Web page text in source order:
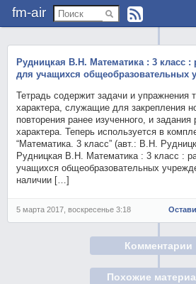
fm-air
Рудницкая В.Н. Математика : 3 класс
для учащихся общеобразовательных
Тетрадь содержит задачи и упражнения
характера, служащие для закрепления
повторения ранее изученного, и
характера. Теперь используется в
“Математика. 3 класс” (авт.: В.Н.
Рудницкая В.Н. Математика : 3 класс :
учащихся общеобразовательных
наличии […]
5 марта 2017, воскресенье 3:18
Комментарии
Похожие